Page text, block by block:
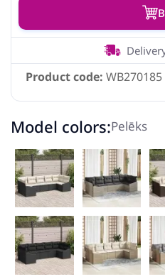
Product code: WB270185
Model colors:Pelēks